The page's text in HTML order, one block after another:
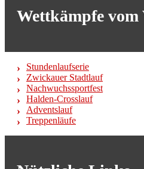
Wettkämpfe vom
Stundenlaufserie
Zwickauer Stadtlauf
Nachwuchssportfest
Halden-Crosslauf
Adventslauf
Treppenläufe